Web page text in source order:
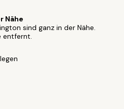
Nähe
sind ganz in der Nähe.
entfernt.